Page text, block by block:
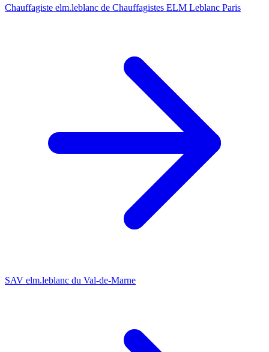
Chauffagiste elm.leblanc de Chauffagistes ELM Leblanc Paris
SAV elm.leblanc du Val-de-Marne